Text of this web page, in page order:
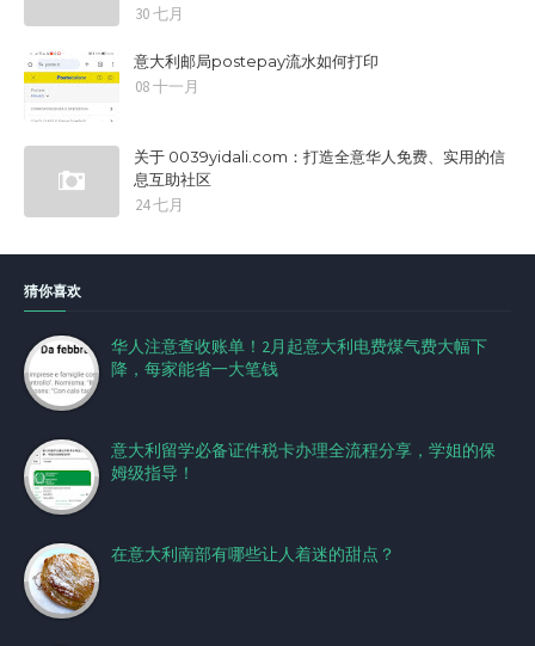
30 七月
意大利邮局postepay流水如何打印
08 十一月
关于 0039yidali.com：打造全意华人免费、实用的信
息互助社区
24 七月
猜你喜欢
华人注意查收账单！2月起意大利电费煤气费大幅下
降，每家能省一大笔钱
意大利留学必备证件税卡办理全流程分享，学姐的保
姆级指导！
在意大利南部有哪些让人着迷的甜点？